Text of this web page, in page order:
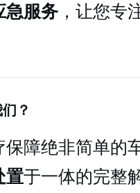
急服务，让您专
？
障绝非简单的
置于一体的完整